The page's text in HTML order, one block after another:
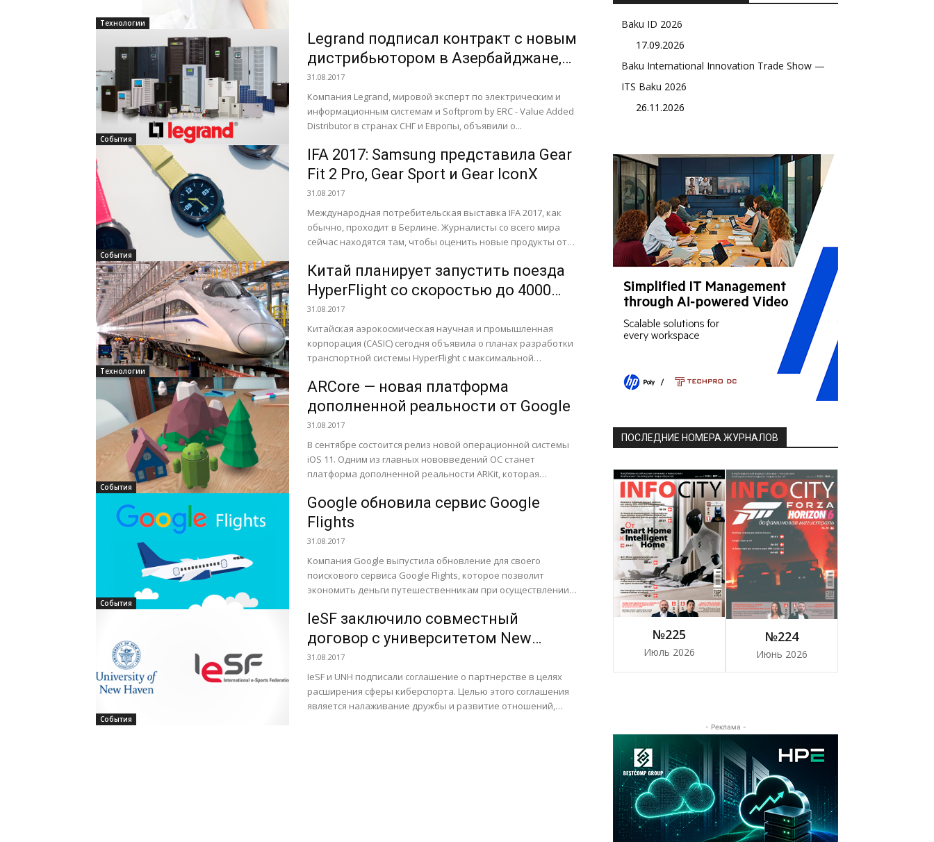
Технологии
События
Legrand подписал контракт с новым
дистрибьютором в Азербайджане,
Беларуси и Грузии
31.08.2017
Компания Legrand, мировой эксперт по электрическим и
информационным системам и Softprom by ERC - Value Added
Distributor в странах СНГ и Европы, объявили о...
События
IFA 2017: Samsung представила Gear
Fit 2 Pro, Gear Sport и Gear IconX
31.08.2017
Международная потребительская выставка IFA 2017, как
обычно, проходит в Берлине. Журналисты со всего мира
сейчас находятся там, чтобы оценить новые продукты от
Технологии
Китай планирует запустить поезда
HyperFlight со скоростью до 4000
км/ч
31.08.2017
Китайская аэрокосмическая научная и промышленная
корпорация (CASIC) сегодня объявила о планах разработки
транспортной системы HyperFlight с максимальной
выше,...
События
ARCore — новая платформа
дополненной реальности от Google
31.08.2017
В сентябре состоится релиз новой операционной системы
iOS 11. Одним из главных нововведений ОС станет
платформа дополненной реальности ARKit, которая
События
Google обновила сервис Google
Flights
31.08.2017
Компания Google выпустила обновление для своего
поискового сервиса Google Flights, которое позволит
экономить деньги путешественникам при осуществлении
рекомендации,...
События
IeSF заключило совместный
договор с университетом New
Haven (UNH)
31.08.2017
IeSF и UNH подписали соглашение о партнерстве в целях
расширения сферы киберспорта. Целью этого соглашения
является налаживание дружбы и развитие отношений,
Baku ID 2026
17.09.2026
Baku International Innovation Trade Show —
ITS Baku 2026
26.11.2026
ПОСЛЕДНИЕ НОМЕРА ЖУРНАЛОВ
№225
Июль 2026
№224
Июнь 2026
- Реклама -